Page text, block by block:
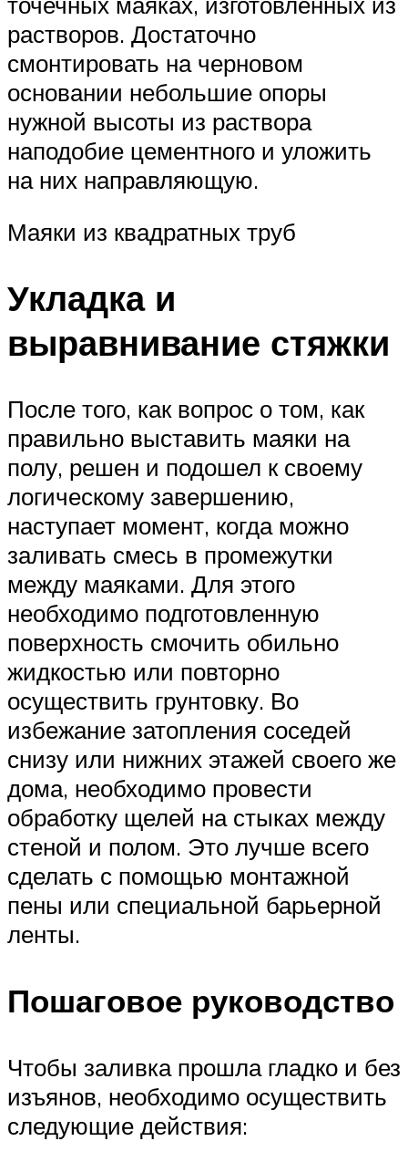
растворов. Достаточно
смонтировать на черновом
основании небольшие опоры
нужной высоты из раствора
наподобие цементного и уложить
на них направляющую.
Маяки из квадратных труб
Укладка и
выравнивание стяжки
После того, как вопрос о том, как
правильно выставить маяки на
полу, решен и подошел к своему
логическому завершению,
наступает момент, когда можно
заливать смесь в промежутки
между маяками. Для этого
необходимо подготовленную
поверхность смочить обильно
жидкостью или повторно
осуществить грунтовку. Во
избежание затопления соседей
снизу или нижних этажей своего же
дома, необходимо провести
обработку щелей на стыках между
стеной и полом. Это лучше всего
сделать с помощью монтажной
пены или специальной барьерной
ленты.
Пошаговое руководство
Чтобы заливка прошла гладко и без
изъянов, необходимо осуществить
следующие действия: